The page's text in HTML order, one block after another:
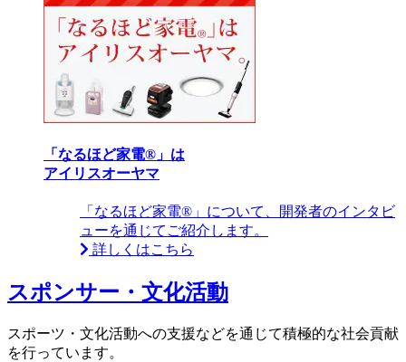
「なるほど家電®」は
アイリスオーヤマ
「なるほど家電®」について、開発者のインタビ
ューを通じてご紹介します。
詳しくはこちら
スポンサー・文化活動
スポーツ・文化活動への支援などを通じて積極的な社会貢献
を行っています。